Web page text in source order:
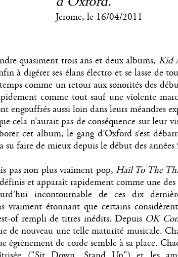
Jerome, le 16/04/2011
quasiment trois ans et deux albums, Kid
à digérer ses élans électro et se lasse de
comme un retour aux sonorités des
comme tout sauf une violente
engouffrés aussi loin dans leurs méandres
cela n’aurait pas de conséquence sur leur
cet album, le gang d’Oxford s’est
su faire de mieux depuis le début des années
pas non plus vraiment pop, Hail To The
et apparaît rapidement comme une des
incontournable de ces dix
vraiment étonnant que certains
of rempli de titres inédits. Depuis OK
de nouveau une telle maturité musicale.
égrènement de corde semble à sa place.